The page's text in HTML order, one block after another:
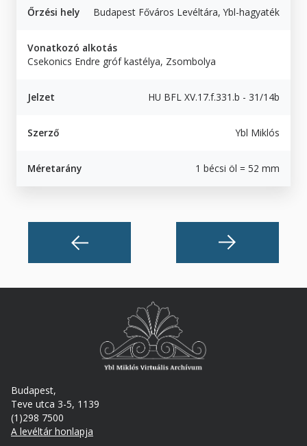
Őrzési hely Budapest Főváros Levéltára, Ybl-hagyaték
Vonatkozó alkotás
Csekonics Endre gróf kastélya, Zsombolya
Jelzet HU BFL XV.17.f.331.b - 31/14b
Szerző Ybl Miklós
Méretarány 1 bécsi öl = 52 mm
Budapest,
Teve utca 3-5, 1139
(1)298 7500
A levéltár honlapja